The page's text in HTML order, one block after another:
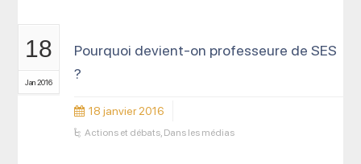
18
Jan 2016
Pourquoi devient-on professeure de SES
?
18 janvier 2016
Actions et débats, Dans les médias